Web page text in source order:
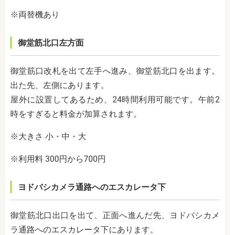
※両替機あり
御堂筋北口左方面
御堂筋口改札を出て左手へ進み、御堂筋北口を出ます。
出た先、左側にあります。
屋外に設置してあるため、24時間利用可能です。午前2
時をすぎると料金が加算されます。
※大きさ 小・中・大
※利用料 300円から700円
ヨドバシカメラ通路へのエスカレータ下
御堂筋北口出口を出て、正面へ進んだ先、ヨドバシカメ
ラ通路へのエスカレータ下にあります。